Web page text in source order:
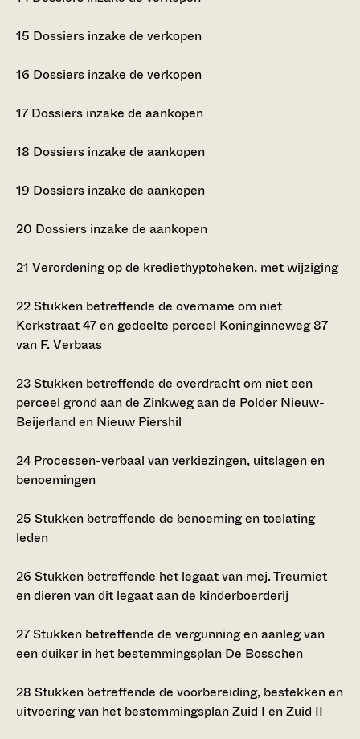
15 Dossiers inzake de verkopen
16 Dossiers inzake de verkopen
17 Dossiers inzake de aankopen
18 Dossiers inzake de aankopen
19 Dossiers inzake de aankopen
20 Dossiers inzake de aankopen
21 Verordening op de krediethyptoheken, met wijziging
22Stukken betreffende de overname om niet
Kerkstraat 47 en gedeelte perceel Koninginneweg 87
van F. Verbaas
23Stukken betreffende de overdracht om niet een
perceel grond aan de Zinkweg aan de Polder Nieuw-
Beijerland en Nieuw Piershil
24 Processen-verbaal van verkiezingen, uitslagen en
benoemingen
25 Stukken betreffende de benoeming en toelating
leden
26 Stukken betreffende het legaat van mej. Treurniet
en dieren van dit legaat aan de kinderboerderij
27Stukken betreffende de vergunning en aanleg van
een duiker in het bestemmingsplan De Bosschen
28 Stukken betreffende de voorbereiding, bestekken en
uitvoering van het bestemmingsplan Zuid I en Zuid II